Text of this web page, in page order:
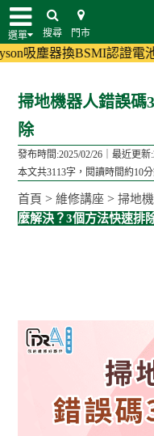
選單 搜尋 門市
認證電池＋深度清潔
掃地機器人錯誤碼
除
發布時間:2025/02/26｜最近更新
本文共3113字，閱讀時間約10
首頁 >維修講座 >掃地
麼解決？3個方法快速排